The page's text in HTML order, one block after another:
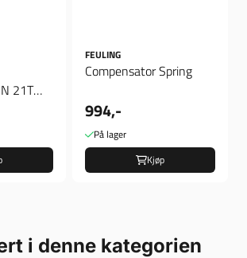
21T
FEULING
Compensator Spring
994,-
På lager
Kjøp
i denne kategorien